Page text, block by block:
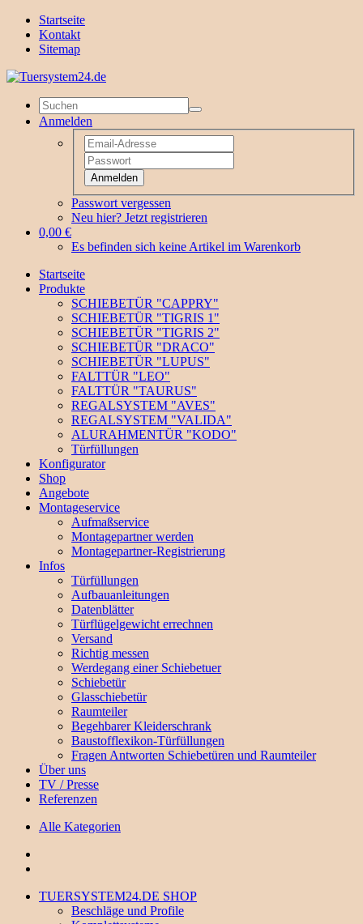
Startseite
Kontakt
Sitemap
Anmelden
Anmelden
Passwort vergessen
Neu hier? Jetzt registrieren
0,00 €
Es befinden sich keine Artikel im Warenkorb
Startseite
Produkte
SCHIEBETÜR "CAPPRY"
SCHIEBETÜR "TIGRIS 1"
SCHIEBETÜR "TIGRIS 2"
SCHIEBETÜR "DRACO"
SCHIEBETÜR "LUPUS"
FALTTÜR "LEO"
FALTTÜR "TAURUS"
REGALSYSTEM "AVES"
REGALSYSTEM "VALIDA"
ALURAHMENTÜR "KODO"
Türfüllungen
Konfigurator
Shop
Angebote
Montageservice
Aufmaßservice
Montagepartner werden
Montagepartner-Registrierung
Infos
Türfüllungen
Aufbauanleitungen
Datenblätter
Türflügelgewicht errechnen
Versand
Richtig messen
Werdegang einer Schiebetuer
Schiebetür
Glasschiebetür
Raumteiler
Begehbarer Kleiderschrank
Baustofflexikon-Türfüllungen
Fragen Antworten Schiebetüren und Raumteiler
Über uns
TV / Presse
Referenzen
Alle Kategorien
TUERSYSTEM24.DE SHOP
Beschläge und Profile